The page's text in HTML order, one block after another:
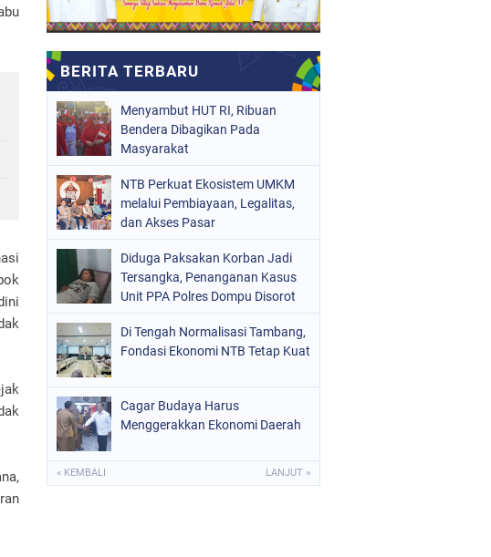
Menyambut HUT RI, Ribuan
Bendera Dibagikan Pada
Masyarakat
NTB Perkuat Ekosistem UMKM
melalui Pembiayaan, Legalitas,
dan Akses Pasar
Diduga Paksakan Korban Jadi
Tersangka, Penanganan Kasus
Unit PPA Polres Dompu Disorot
Di Tengah Normalisasi Tambang,
Fondasi Ekonomi NTB Tetap Kuat
Cagar Budaya Harus
Menggerakkan Ekonomi Daerah
« KEMBALI LANJUT »